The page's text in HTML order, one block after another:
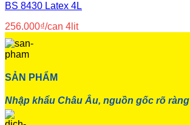
BS 8430 Latex 4L
256.000₫/can 4lit
SẢN PHẨM
Nhập khẩu Châu Âu, nguồn gốc rõ ràng